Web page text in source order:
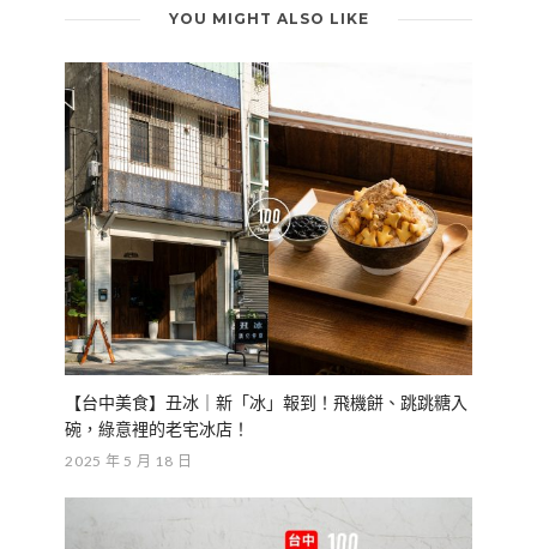
YOU MIGHT ALSO LIKE
【台中美食】丑冰｜新「冰」報到！飛機餅、跳跳糖入
碗，綠意裡的老宅冰店！
2025 年 5 月 18 日